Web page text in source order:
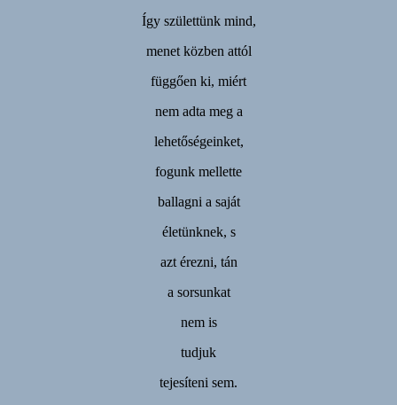
Így születtünk mind,
menet közben attól
függően ki, miért
nem adta meg a
lehetőségeinket,
fogunk mellette
ballagni a saját
életünknek, s
azt érezni, tán
a sorsunkat
nem is
tudjuk
tejesíteni sem.